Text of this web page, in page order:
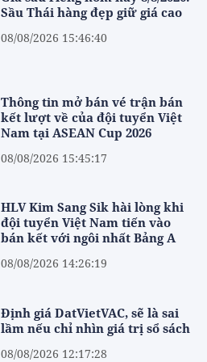
Sầu Thái hàng đẹp giữ giá cao
08/08/2026 15:46:40
Thông tin mở bán vé trận bán
kết lượt về của đội tuyển Việt
Nam tại ASEAN Cup 2026
08/08/2026 15:45:17
HLV Kim Sang Sik hài lòng khi
đội tuyển Việt Nam tiến vào
bán kết với ngôi nhất Bảng A
08/08/2026 14:26:19
Định giá DatVietVAC, sẽ là sai
lầm nếu chỉ nhìn giá trị sổ sách
08/08/2026 12:17:28